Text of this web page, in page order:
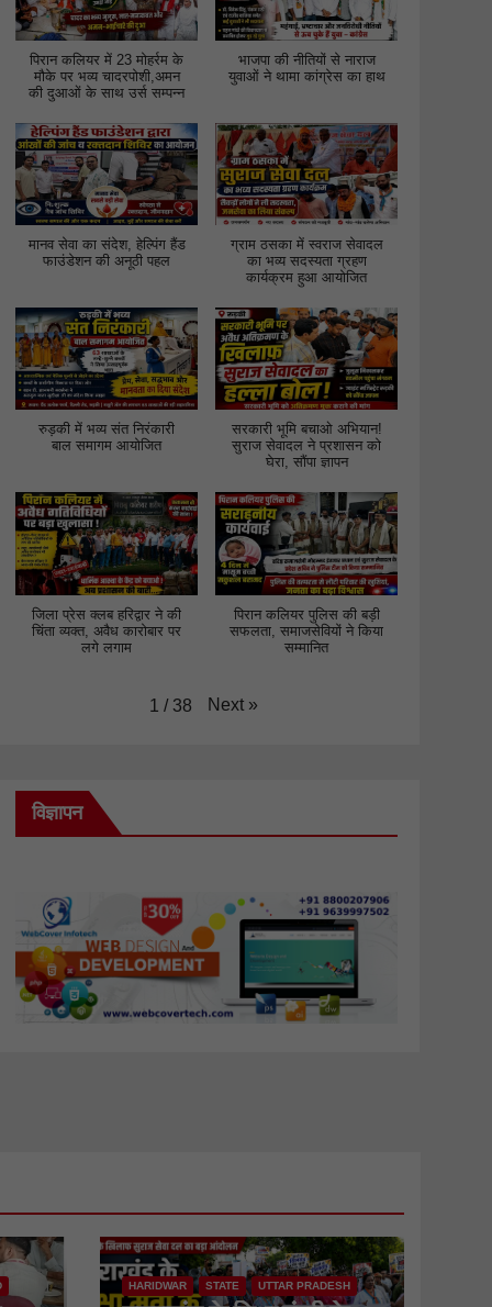
पिरान कलियर में 23 मोहर्रम के
मौके पर भव्य चादरपोशी,अमन
की दुआओं के साथ उर्स सम्पन्न
भाजपा की नीतियों से नाराज
युवाओं ने थामा कांग्रेस का हाथ
मानव सेवा का संदेश, हेल्पिंग हैंड
फाउंडेशन की अनूठी पहल
ग्राम ठसका में स्वराज सेवादल
का भव्य सदस्यता ग्रहण
कार्यक्रम हुआ आयोजित
रुड़की में भव्य संत निरंकारी
बाल समागम आयोजित
सरकारी भूमि बचाओ अभियान!
सुराज सेवादल ने प्रशासन को
घेरा, सौंपा ज्ञापन
जिला प्रेस क्लब हरिद्वार ने की
चिंता व्यक्त, अवैध कारोबार पर
लगे लगाम
पिरान कलियर पुलिस की बड़ी
सफलता, समाजसेवियों ने किया
सम्मानित
1 / 38 Next »
विज्ञापन
HARIDWAR STATE UTTAR PRADESH